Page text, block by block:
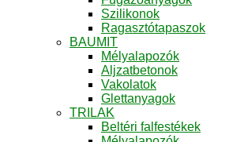
Szilikonok
Ragasztótapaszok
BAUMIT
Mélyalapozók
Aljzatbetonok
Vakolatok
Glettanyagok
TRILAK
Beltéri falfestékek